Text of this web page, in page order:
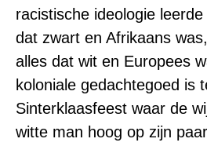
racistische ideologie
dat zwart en Afrikaans
alles dat wit en Europees
koloniale gedachtegoed is
Sinterklaasfeest waar de
witte man hoog op zijn